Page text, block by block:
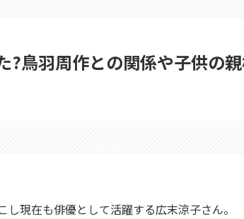
?鳥羽周作との関係や子供の
現在も俳優として活躍する広末涼子さん。